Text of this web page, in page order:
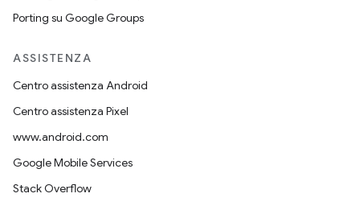
Porting su Google Groups
ASSISTENZA
Centro assistenza Android
Centro assistenza Pixel
www.android.com
Google Mobile Services
Stack Overflow